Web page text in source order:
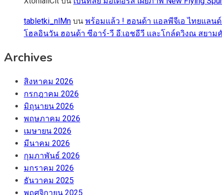
tabletki_nlMn บน พร้อมแล้ว ! ฮอนด้า แอลพีจีเอ ไทยแลนด์
โฮลอินวัน ฮอนด้า ซีอาร์-วี อี:เอชอีวี และโกล์ดวิงณ สยา
Archives
สิงหาคม 2026
กรกฎาคม 2026
มิถุนายน 2026
พฤษภาคม 2026
เมษายน 2026
มีนาคม 2026
กุมภาพันธ์ 2026
มกราคม 2026
ธันวาคม 2025
พฤศจิกายน 2025